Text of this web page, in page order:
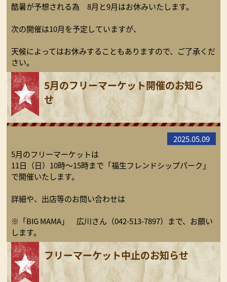
酷暑が予想される為 8月と9月はお休みいたします。
次の開催は10月を予定していますが、
天候によってはお休みすることもありますので、ご了承くだ
さい。
5月のフリーマーケット開催のお知ら
せ
2025.05.09
5月のフリーマーケットは
11日（日）10時～15時まで「福生フレンドシップパーク」
で開催いたします。
詳細や、出店等のお問い合わせは
※「BIG MAMA」 広川さん（042-513-7897）まで、お願い
します。
フリーマーケット中止のお知らせ